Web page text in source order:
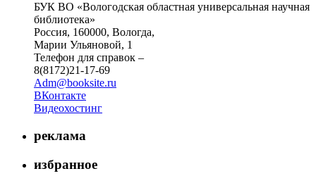
БУК ВО «Вологодская областная универсальная научная
библиотека»
Россия, 160000, Вологда,
Марии Ульяновой, 1
Телефон для справок –
8(8172)21-17-69
Adm@booksite.ru
ВКонтакте
Видеохостинг
реклама
избранное